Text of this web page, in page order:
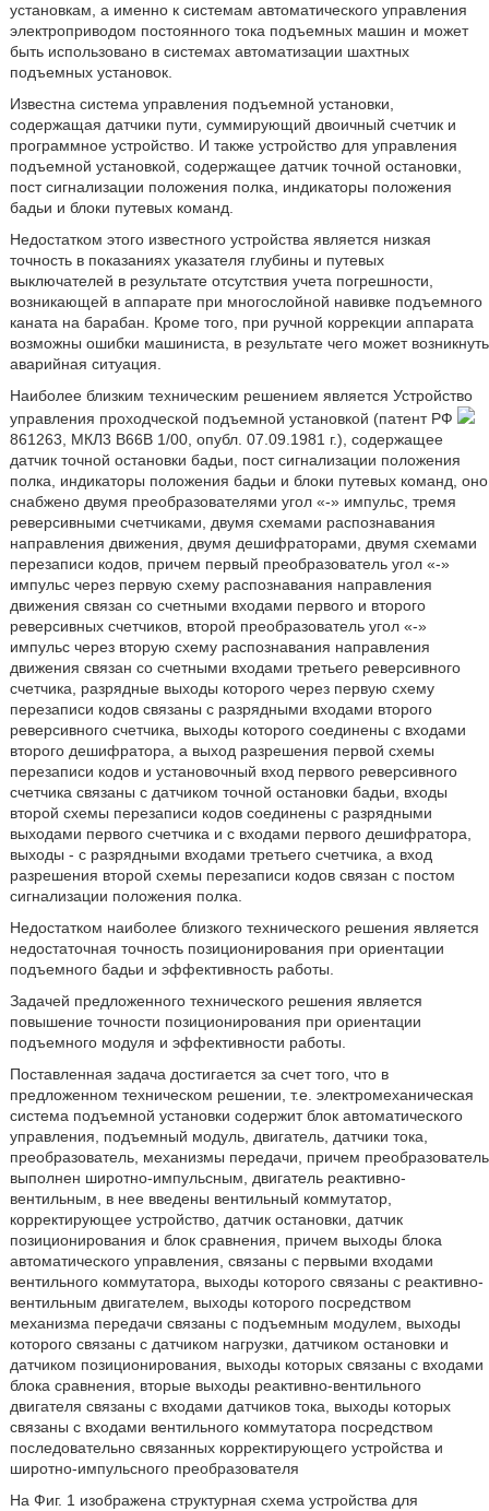
установкам, а именно к системам автоматического управления
электроприводом постоянного тока подъемных машин и может
быть использовано в системах автоматизации шахтных
подъемных установок.
Известна система управления подъемной установки,
содержащая датчики пути, суммирующий двоичный счетчик и
программное устройство. И также устройство для управления
подъемной установкой, содержащее датчик точной остановки,
пост сигнализации положения полка, индикаторы положения
бадьи и блоки путевых команд.
Недостатком этого известного устройства является низкая
точность в показаниях указателя глубины и путевых
выключателей в результате отсутствия учета погрешности,
возникающей в аппарате при многослойной навивке подъемного
каната на барабан. Кроме того, при ручной коррекции аппарата
возможны ошибки машиниста, в результате чего может возникнуть
аварийная ситуация.
Наиболее близким техническим решением является Устройство
управления проходческой подъемной установкой (патент РФ
861263, МКЛ3 B66B 1/00, опубл. 07.09.1981 г.), содержащее
датчик точной остановки бадьи, пост сигнализации положения
полка, индикаторы положения бадьи и блоки путевых команд, оно
снабжено двумя преобразователями угол «-» импульс, тремя
реверсивными счетчиками, двумя схемами распознавания
направления движения, двумя дешифраторами, двумя схемами
перезаписи кодов, причем первый преобразователь угол «-»
импульс через первую схему распознавания направления
движения связан со счетными входами первого и второго
реверсивных счетчиков, второй преобразователь угол «-»
импульс через вторую схему распознавания направления
движения связан со счетными входами третьего реверсивного
счетчика, разрядные выходы которого через первую схему
перезаписи кодов связаны с разрядными входами второго
реверсивного счетчика, выходы которого соединены с входами
второго дешифратора, а выход разрешения первой схемы
перезаписи кодов и установочный вход первого реверсивного
счетчика связаны с датчиком точной остановки бадьи, входы
второй схемы перезаписи кодов соединены с разрядными
выходами первого счетчика и с входами первого дешифратора,
выходы - с разрядными входами третьего счетчика, а вход
разрешения второй схемы перезаписи кодов связан с постом
сигнализации положения полка.
Недостатком наиболее близкого технического решения является
недостаточная точность позиционирования при ориентации
подъемного бадьи и эффективность работы.
Задачей предложенного технического решения является
повышение точности позиционирования при ориентации
подъемного модуля и эффективности работы.
Поставленная задача достигается за счет того, что в
предложенном техническом решении, т.е. электромеханическая
система подъемной установки содержит блок автоматического
управления, подъемный модуль, двигатель, датчики тока,
преобразователь, механизмы передачи, причем преобразователь
выполнен широтно-импульсным, двигатель реактивно-
вентильным, в нее введены вентильный коммутатор,
корректирующее устройство, датчик остановки, датчик
позиционирования и блок сравнения, причем выходы блока
автоматического управления, связаны с первыми входами
вентильного коммутатора, выходы которого связаны с реактивно-
вентильным двигателем, выходы которого посредством
механизма передачи связаны с подъемным модулем, выходы
которого связаны с датчиком нагрузки, датчиком остановки и
датчиком позиционирования, выходы которых связаны с входами
блока сравнения, вторые выходы реактивно-вентильного
двигателя связаны с входами датчиков тока, выходы которых
связаны с входами вентильного коммутатора посредством
последовательно связанных корректирующего устройства и
широтно-импульсного преобразователя
На Фиг. 1 изображена структурная схема устройства для